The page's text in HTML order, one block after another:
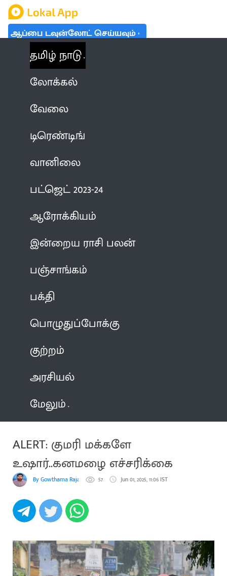
ஆப்பை டவுன்லோட் செய்யவும்
தமிழ் நாடு
லோக்கல்
வேலை
டிரெண்டிங்
வானிலை
பட்ஜெட் 2023-24
ஆரோக்கியம்
இன்றைய ராசி பலன்
பஞ்சாங்கம்
பக்தி
பொழுதுப்போக்கு
குற்றம்
அரசியல்
மேலும்
ALERT: குமரி மக்களே
உஷார்..கனமழை எச்சரிக்கை
By Gowthama Rajakumaran
57 Jun 01, 2025, 11:06 IST